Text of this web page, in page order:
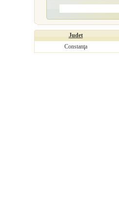
Judet
Constanţa